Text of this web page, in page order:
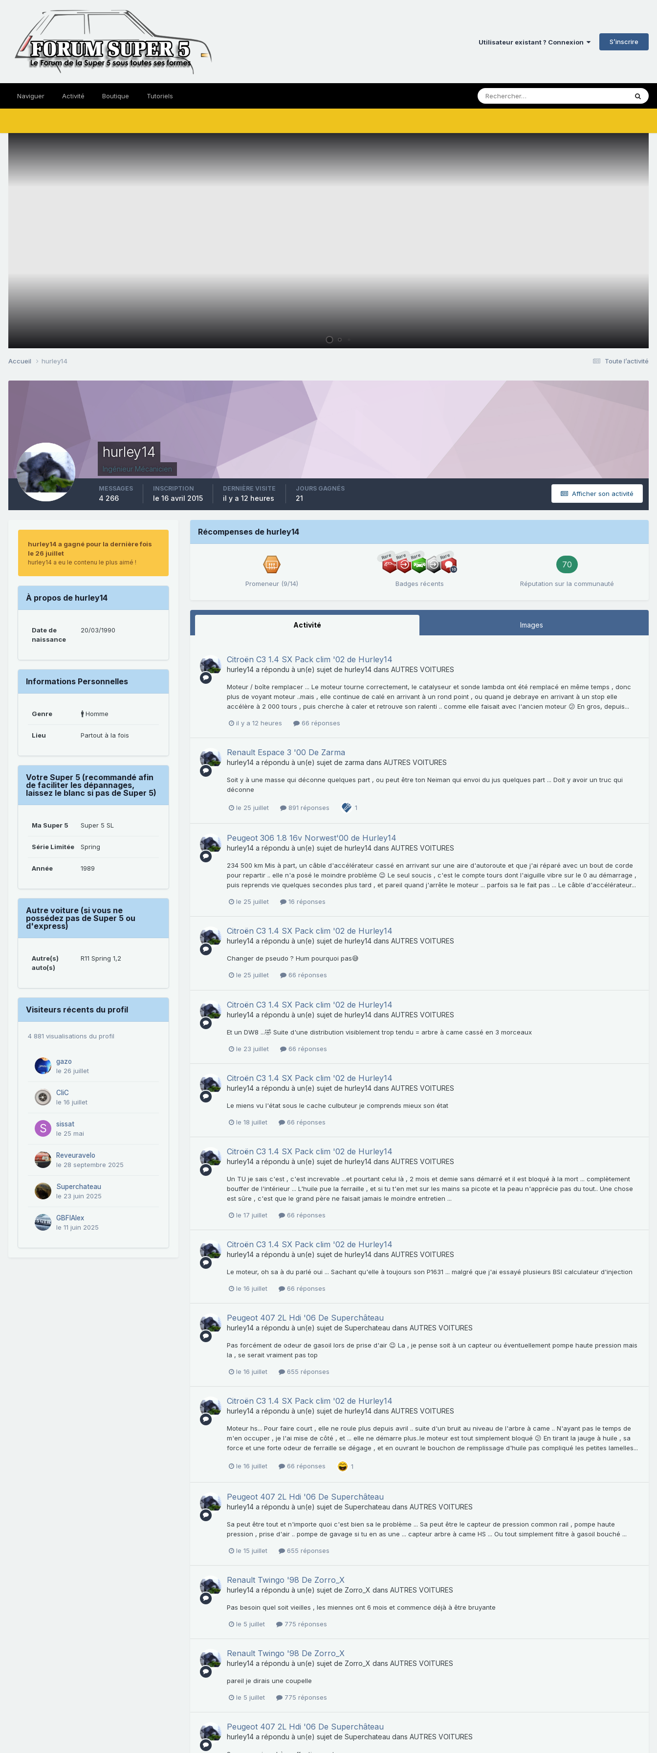
Utilisateur existant ? Connexion S’inscrire
Naviguer Activité Boutique Tutoriels
Toute l’activité
Accueil hurley14
hurley14
Ingénieur Mécanicien
Afficher son activité
MESSAGES
4 266
INSCRIPTION
le 16 avril 2015
DERNIÈRE VISITE
il y a 12 heures
JOURS GAGNÉS
21
hurley14 a gagné pour la dernière fois
le 26 juillet
hurley14 a eu le contenu le plus aimé !
À propos de hurley14
Date de
naissance
20/03/1990
Informations Personnelles
Genre 🚹 Homme
Lieu Partout à la fois
Votre Super 5 (recommandé afin
de faciliter les dépannages,
laissez le blanc si pas de Super 5)
Ma Super 5 Super 5 SL
Série Limitée Spring
Année 1989
Autre voiture (si vous ne
possédez pas de Super 5 ou
d'express)
Autre(s)
auto(s)
R11 Spring 1,2
Visiteurs récents du profil
4 881 visualisations du profil
gazo
le 26 juillet
CliC
le 16 juillet
sissat
le 25 mai
Reveuravelo
le 28 septembre 2025
Superchateau
le 23 juin 2025
GBFIAlex
le 11 juin 2025
Récompenses de hurley14
Promeneur (9/14)
Rare Rare Rare Rare
Badges récents
70
Réputation sur la communauté
Activité Images
Citroën C3 1.4 SX Pack clim '02 de Hurley14
hurley14 a répondu à un(e) sujet de hurley14 dans AUTRES VOITURES
Moteur / boîte remplacer ... Le moteur tourne correctement, le catalyseur et sonde lambda ont été remplacé en même temps , donc
plus de voyant moteur ..mais , elle continue de calé en arrivant à un rond point , ou quand je debraye en arrivant à un stop elle
accélère à 2 000 tours , puis cherche à caler et retrouve son ralenti .. comme elle faisait avec l'ancien moteur 😕 En gros, depuis...
il y a 12 heures 66 réponses
Renault Espace 3 '00 De Zarma
hurley14 a répondu à un(e) sujet de zarma dans AUTRES VOITURES
Soit y à une masse qui déconne quelques part , ou peut être ton Neiman qui envoi du jus quelques part ... Doit y avoir un truc qui
déconne
le 25 juillet 891 réponses 1
Peugeot 306 1.8 16v Norwest'00 de Hurley14
hurley14 a répondu à un(e) sujet de hurley14 dans AUTRES VOITURES
234 500 km Mis à part, un câble d'accélérateur cassé en arrivant sur une aire d'autoroute et que j'ai réparé avec un bout de corde
pour repartir .. elle n'a posé le moindre problème 😉 Le seul soucis , c'est le compte tours dont l'aiguille vibre sur le 0 au démarrage ,
puis reprends vie quelques secondes plus tard , et pareil quand j'arrête le moteur ... parfois sa le fait pas ... Le câble d'accélérateur...
le 25 juillet 16 réponses
Citroën C3 1.4 SX Pack clim '02 de Hurley14
hurley14 a répondu à un(e) sujet de hurley14 dans AUTRES VOITURES
Changer de pseudo ? Hum pourquoi pas😅
le 25 juillet 66 réponses
Citroën C3 1.4 SX Pack clim '02 de Hurley14
hurley14 a répondu à un(e) sujet de hurley14 dans AUTRES VOITURES
Et un DW8 ...🤣 Suite d'une distribution visiblement trop tendu = arbre à came cassé en 3 morceaux
le 23 juillet 66 réponses
Citroën C3 1.4 SX Pack clim '02 de Hurley14
hurley14 a répondu à un(e) sujet de hurley14 dans AUTRES VOITURES
Le miens vu l'état sous le cache culbuteur je comprends mieux son état
le 18 juillet 66 réponses
Citroën C3 1.4 SX Pack clim '02 de Hurley14
hurley14 a répondu à un(e) sujet de hurley14 dans AUTRES VOITURES
Un TU je sais c'est , c'est increvable ...et pourtant celui là , 2 mois et demie sans démarré et il est bloqué à la mort ... complètement
bouffer de l'intérieur ... L'huile pue la ferraille , et si tu t'en met sur les mains sa picote et la peau n'apprécie pas du tout.. Une chose
est sûre , c'est que le grand père ne faisait jamais le moindre entretien ...
le 17 juillet 66 réponses
Citroën C3 1.4 SX Pack clim '02 de Hurley14
hurley14 a répondu à un(e) sujet de hurley14 dans AUTRES VOITURES
Le moteur, oh sa à du parlé oui ... Sachant qu'elle à toujours son P1631 ... malgré que j'ai essayé plusieurs BSI calculateur d'injection
le 16 juillet 66 réponses
Peugeot 407 2L Hdi '06 De Superchâteau
hurley14 a répondu à un(e) sujet de Superchateau dans AUTRES VOITURES
Pas forcément de odeur de gasoil lors de prise d'air 😉 La , je pense soit à un capteur ou éventuellement pompe haute pression mais
la , se serait vraiment pas top
le 16 juillet 655 réponses
Citroën C3 1.4 SX Pack clim '02 de Hurley14
hurley14 a répondu à un(e) sujet de hurley14 dans AUTRES VOITURES
Moteur hs... Pour faire court , elle ne roule plus depuis avril .. suite d'un bruit au niveau de l'arbre à came .. N'ayant pas le temps de
m'en occuper , je l'ai mise de côté , et ... elle ne démarre plus..le moteur est tout simplement bloqué 😕 En tirant la jauge à huile , sa
force et une forte odeur de ferraille se dégage , et en ouvrant le bouchon de remplissage d'huile pas compliqué les petites lamelles...
le 16 juillet 66 réponses 1
Peugeot 407 2L Hdi '06 De Superchâteau
hurley14 a répondu à un(e) sujet de Superchateau dans AUTRES VOITURES
Sa peut être tout et n'importe quoi c'est bien sa le problème ... Sa peut être le capteur de pression common rail , pompe haute
pression , prise d'air .. pompe de gavage si tu en as une ... capteur arbre à came HS ... Ou tout simplement filtre à gasoil bouché ...
le 15 juillet 655 réponses
Renault Twingo '98 De Zorro_X
hurley14 a répondu à un(e) sujet de Zorro_X dans AUTRES VOITURES
Pas besoin quel soit vieilles , les miennes ont 6 mois et commence déjà à être bruyante
le 5 juillet 775 réponses
Renault Twingo '98 De Zorro_X
hurley14 a répondu à un(e) sujet de Zorro_X dans AUTRES VOITURES
pareil je dirais une coupelle
le 5 juillet 775 réponses
Peugeot 407 2L Hdi '06 De Superchâteau
hurley14 a répondu à un(e) sujet de Superchateau dans AUTRES VOITURES